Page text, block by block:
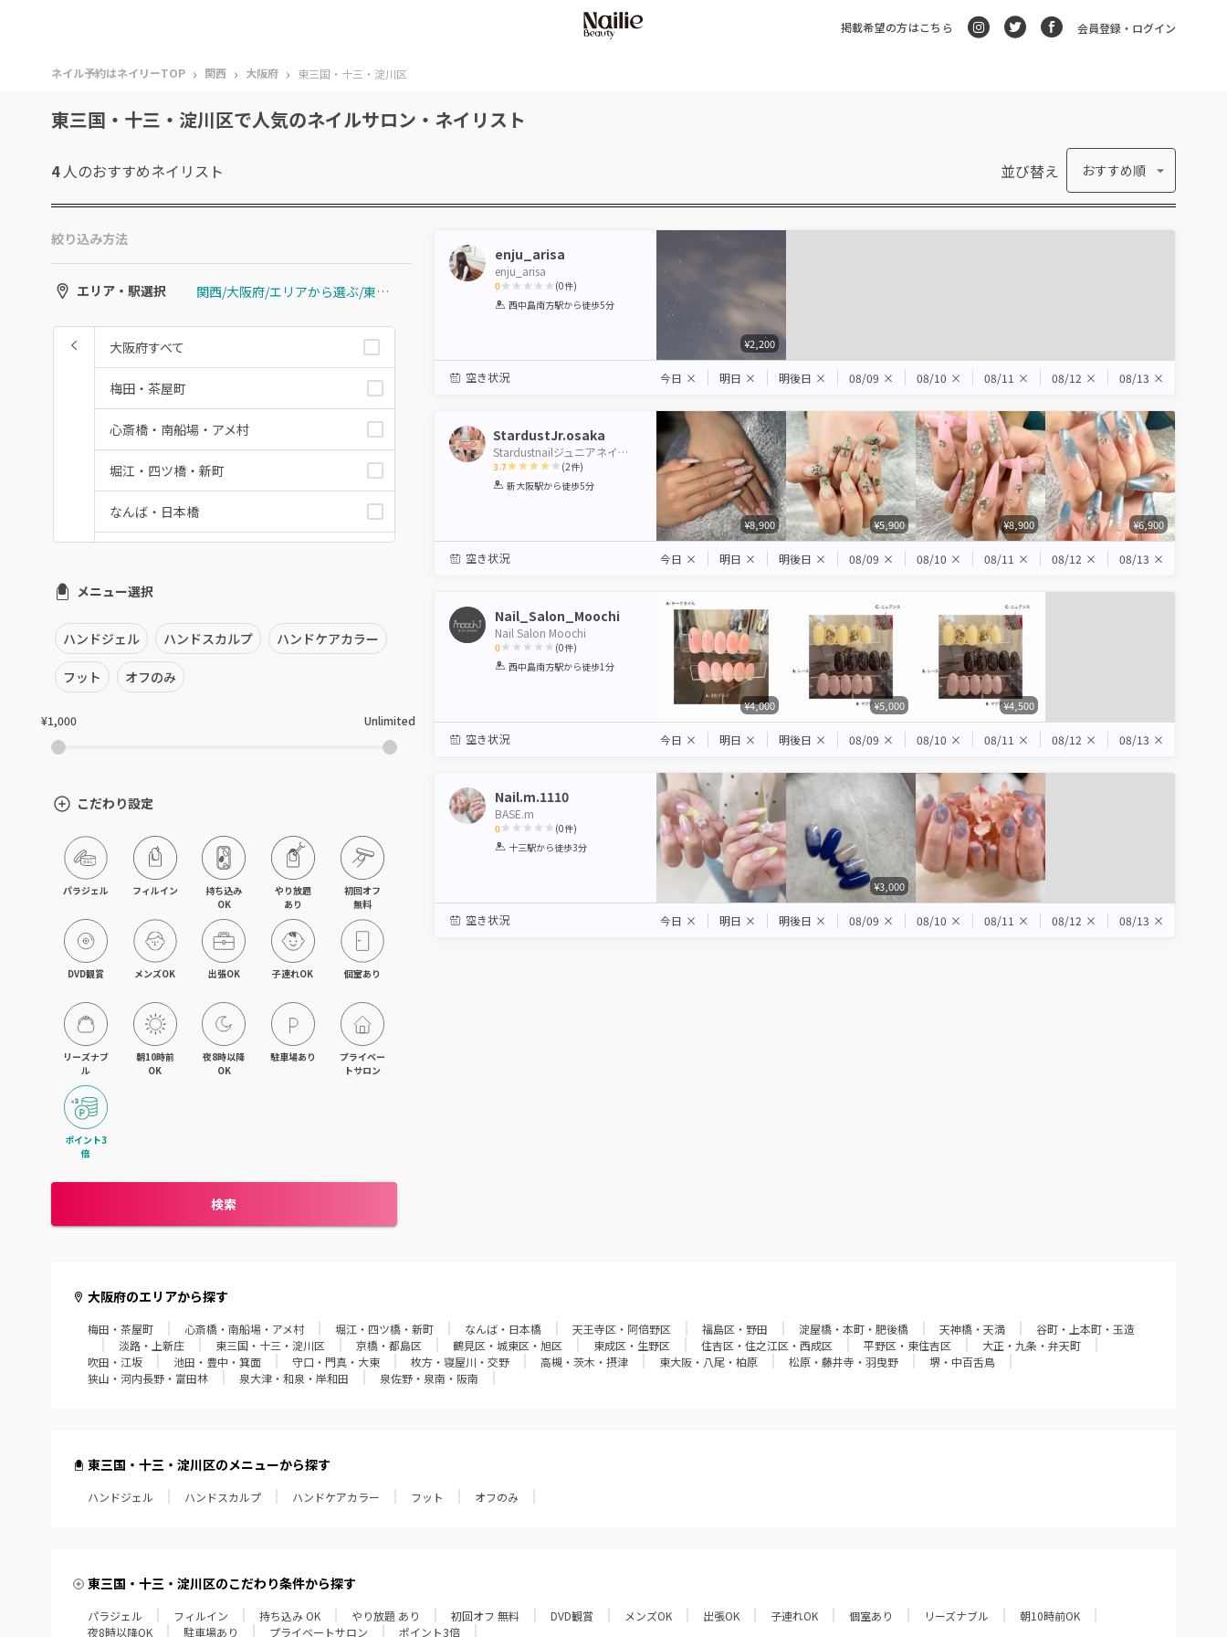
掲載希望の方はこちら 会員登録・ログイン
ネイル予約はネイリーTOP › 関西 › 大阪府 › 東三国・十三・淀川区
東三国・十三・淀川区で人気のネイルサロン・ネイリスト
4人のおすすめネイリスト 並び替え おすすめ順
絞り込み方法
エリア・駅選択 関西/大阪府/エリアから選ぶ/東三国・十三・淀川区
大阪府すべて
梅田・茶屋町
心斎橋・南船場・アメ村
堀江・四ツ橋・新町
なんば・日本橋
福島区・野田
淀屋橋・本町・肥後橋
天神橋・天満
東三国・十三・淀川区
京橋・都島区
鶴見区・城東区・旭区
東成区・生野区
住吉区・住之江区・西成区
平野区・東住吉区
大正・九条・弁天町
枚方・寝屋川・交野
東大阪・八尾・柏原
松原・藤井寺・羽曳野
堺・中百舌鳥
泉大津・和泉・岸和田
泉佐野・泉南・阪南
メニュー選択
ハンドジェル ハンドスカルプ ハンドケアカラー
フット オフのみ
¥1,000 Unlimited
こだわり設定
パラジェル フィルイン
持ち込み
OK
やり放題
あり
初回オフ
無料
DVD観賞 メンズOK 出張OK 子連れOK 個室あり
リーズナブ
ル
朝10時前
OK
夜8時以降
OK
駐車場あり
プライベー
トサロン
ポイント3
倍
検索
enju_arisa
enju_arisa
0
1 2 3 4 5
(0件)
西中島南方駅から徒歩5分
¥2,200
空き状況 今日 × 明日 × 明後日 × 08/09 × 08/10 × 08/11 × 08/12 × 08/13 ×
StardustJr.osaka
Stardustnailジュニアネイリスト新大阪店
3.7
1 2 3 4 5
(2件)
新大阪駅から徒歩5分
¥8,900 ¥5,900 ¥8,900 ¥6,900
空き状況 今日 × 明日 × 明後日 × 08/09 × 08/10 × 08/11 × 08/12 × 08/13 ×
Nail_Salon_Moochi
Nail Salon Moochi
0
1 2 3 4 5
(0件)
西中島南方駅から徒歩1分
¥4,000 ¥5,000 ¥4,500
空き状況 今日 × 明日 × 明後日 × 08/09 × 08/10 × 08/11 × 08/12 × 08/13 ×
Nail.m.1110
BASE.m
0
1 2 3 4 5
(0件)
十三駅から徒歩3分
¥3,000
空き状況 今日 × 明日 × 明後日 × 08/09 × 08/10 × 08/11 × 08/12 × 08/13 ×
大阪府のエリアから探す
梅田・茶屋町 心斎橋・南船場・アメ村 堀江・四ツ橋・新町 なんば・日本橋 天王寺区・阿倍野区 福島区・野田 淀屋橋・本町・肥後橋 天神橋・天満
谷町・上本町・玉造
淡路・上新庄
東三国・十三・淀川区 京橋・都島区 鶴見区・城東区・旭区 東成区・生野区 住吉区・住之江区・西成区 平野区・東住吉区
大正・九条・弁天町
吹田・江坂
池田・豊中・箕面 守口・門真・大東 枚方・寝屋川・交野 高槻・茨木・摂津 東大阪・八尾・柏原 松原・藤井寺・羽曳野
堺・中百舌鳥
狭山・河内長野・富田林
泉大津・和泉・岸和田 泉佐野・泉南・阪南
東三国・十三・淀川区のメニューから探す
ハンドジェル ハンドスカルプ ハンドケアカラー フット オフのみ
東三国・十三・淀川区のこだわり条件から探す
パラジェル フィルイン 持ち込み OK やり放題 あり 初回オフ 無料 DVD観賞 メンズOK 出張OK 子連れOK 個室あり リーズナブル
朝10時前OK
夜8時以降OK
駐車場あり プライベートサロン ポイント3倍